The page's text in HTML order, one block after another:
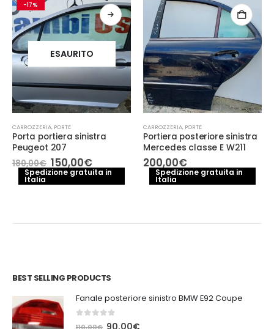
-17%
ESAURITO
CARROZZERIA, PORTE
Porta portiera sinistra
Peugeot 207
180,00€ Il
prezzo
originale
150,00€Il
prezzo
attuale
Spedizione gratuita in
Italia
CARROZZERIA, PORTE
Portiera posteriore sinistra
Mercedes classe E W211
200,00€
Spedizione gratuita in
Italia
BEST SELLING PRODUCTS
Fanale posteriore sinistro BMW E92 Coupe
out of 5
Il
Il